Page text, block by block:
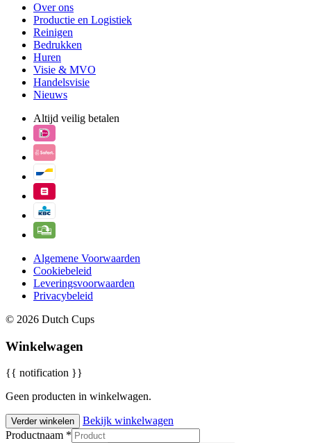
Over ons
Productie en Logistiek
Reinigen
Bedrukken
Huren
Visie & MVO
Handelsvisie
Nieuws
Altijd veilig betalen
Algemene Voorwaarden
Cookiebeleid
Leveringsvoorwaarden
Privacybeleid
© 2026 Dutch Cups
Winkelwagen
{{ notification }}
Geen producten in winkelwagen.
Verder winkelen
Bekijk winkelwagen
Productnaam *